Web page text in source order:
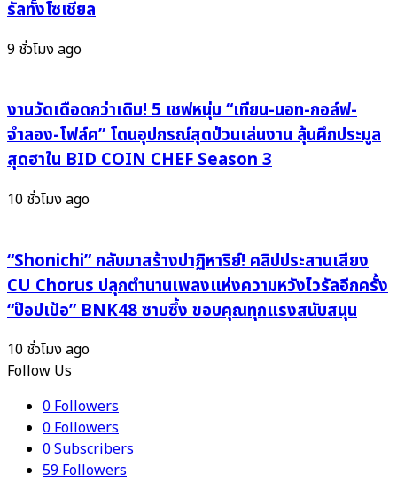
รัลทั้งโซเชียล
9 ชั่วโมง ago
งานวัดเดือดกว่าเดิม! 5 เชฟหนุ่ม “เทียน-นอท-กอล์ฟ-
จำลอง-โฟล์ค” โดนอุปกรณ์สุดป่วนเล่นงาน ลุ้นศึกประมูล
สุดฮาใน BID COIN CHEF Season 3
10 ชั่วโมง ago
“Shonichi” กลับมาสร้างปาฏิหาริย์! คลิปประสานเสียง
CU Chorus ปลุกตำนานเพลงแห่งความหวังไวรัลอีกครั้ง
“ป๊อปเป้อ” BNK48 ซาบซึ้ง ขอบคุณทุกแรงสนับสนุน
10 ชั่วโมง ago
Follow Us
0Followers
0Followers
0Subscribers
59Followers